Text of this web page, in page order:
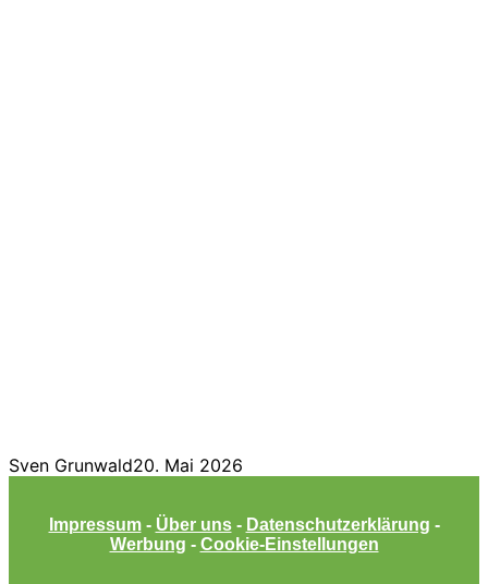
Sven Grunwald20. Mai 2026
Impressum - Über uns - Datenschutzerklärung -
Werbung - Cookie-Einstellungen